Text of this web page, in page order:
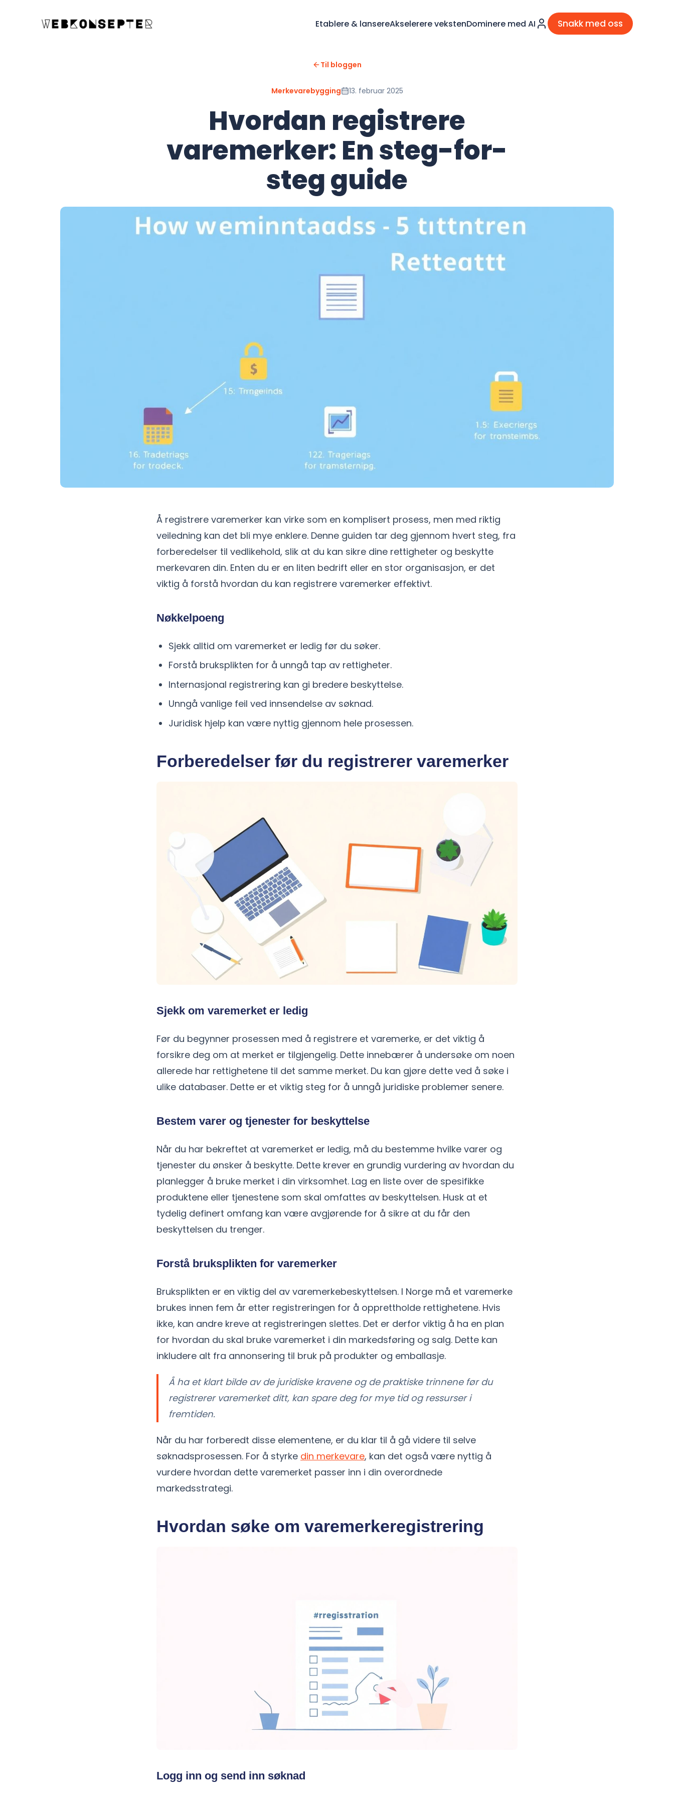
Etablere & lansereAkselerere vekstenDominere med AI Snakk med oss
Til bloggen
Merkevarebygging 13. februar 2025
Hvordan registrere
varemerker: En steg-for-
steg guide
Å registrere varemerker kan virke som en komplisert prosess, men med riktig
veiledning kan det bli mye enklere. Denne guiden tar deg gjennom hvert steg, fra
forberedelser til vedlikehold, slik at du kan sikre dine rettigheter og beskytte
merkevaren din. Enten du er en liten bedrift eller en stor organisasjon, er det
viktig å forstå hvordan du kan registrere varemerker effektivt.
Nøkkelpoeng
Sjekk alltid om varemerket er ledig før du søker.
Forstå bruksplikten for å unngå tap av rettigheter.
Internasjonal registrering kan gi bredere beskyttelse.
Unngå vanlige feil ved innsendelse av søknad.
Juridisk hjelp kan være nyttig gjennom hele prosessen.
Forberedelser før du registrerer varemerker
Sjekk om varemerket er ledig
Før du begynner prosessen med å registrere et varemerke, er det viktig å
forsikre deg om at merket er tilgjengelig. Dette innebærer å undersøke om noen
allerede har rettighetene til det samme merket. Du kan gjøre dette ved å søke i
ulike databaser. Dette er et viktig steg for å unngå juridiske problemer senere.
Bestem varer og tjenester for beskyttelse
Når du har bekreftet at varemerket er ledig, må du bestemme hvilke varer og
tjenester du ønsker å beskytte. Dette krever en grundig vurdering av hvordan du
planlegger å bruke merket i din virksomhet. Lag en liste over de spesifikke
produktene eller tjenestene som skal omfattes av beskyttelsen. Husk at et
tydelig definert omfang kan være avgjørende for å sikre at du får den
beskyttelsen du trenger.
Forstå bruksplikten for varemerker
Bruksplikten er en viktig del av varemerkebeskyttelsen. I Norge må et varemerke
brukes innen fem år etter registreringen for å opprettholde rettighetene. Hvis
ikke, kan andre kreve at registreringen slettes. Det er derfor viktig å ha en plan
for hvordan du skal bruke varemerket i din markedsføring og salg. Dette kan
inkludere alt fra annonsering til bruk på produkter og emballasje.
Å ha et klart bilde av de juridiske kravene og de praktiske trinnene før du
registrerer varemerket ditt, kan spare deg for mye tid og ressurser i
fremtiden.
Når du har forberedt disse elementene, er du klar til å gå videre til selve
søknadsprosessen. For å styrke din merkevare, kan det også være nyttig å
vurdere hvordan dette varemerket passer inn i din overordnede
markedsstrategi.
Hvordan søke om varemerkeregistrering
Logg inn og send inn søknad